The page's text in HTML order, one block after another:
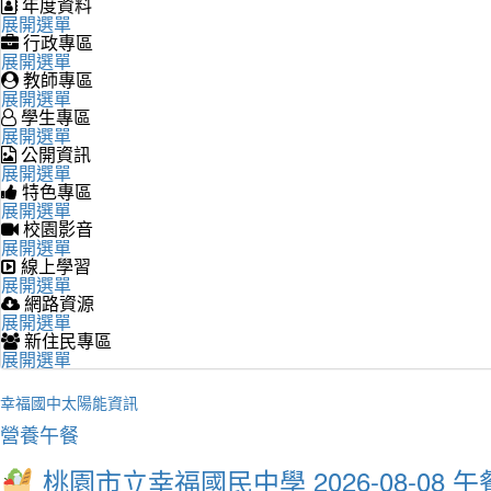
展開選單
行政專區
展開選單
教師專區
展開選單
學生專區
展開選單
公開資訊
展開選單
特色專區
展開選單
校園影音
展開選單
線上學習
展開選單
網路資源
展開選單
新住民專區
展開選單
幸福國中太陽能資訊
營養午餐
桃園市立幸福國民中學 2026-08-08 午